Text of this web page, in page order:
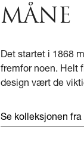
MÅNE
Det startet i 1868
fremfor noen. Helt
design vært de
Se kolleksjonen fra